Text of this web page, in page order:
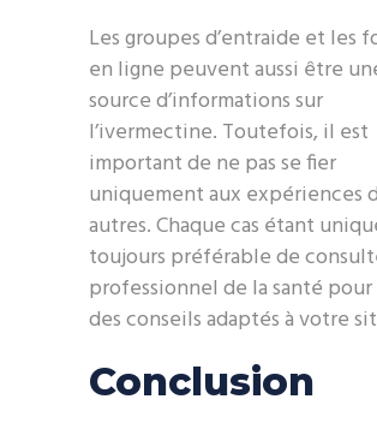
Les groupes d’entraide et les
en ligne peuvent aussi être
source d’informations sur
l’ivermectine. Toutefois, il est
important de ne pas se fier
uniquement aux expériences
autres. Chaque cas étant
toujours préférable de
professionnel de la santé
des conseils adaptés à votre
Conclusion